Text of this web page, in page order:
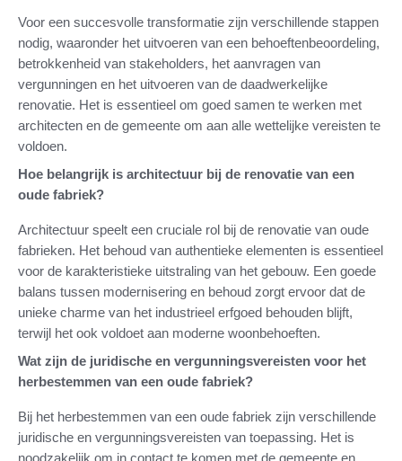
Voor een succesvolle transformatie zijn verschillende stappen
nodig, waaronder het uitvoeren van een behoeftenbeoordeling,
betrokkenheid van stakeholders, het aanvragen van
vergunningen en het uitvoeren van de daadwerkelijke
renovatie. Het is essentieel om goed samen te werken met
architecten en de gemeente om aan alle wettelijke vereisten te
voldoen.
Hoe belangrijk is architectuur bij de renovatie van een
oude fabriek?
Architectuur speelt een cruciale rol bij de renovatie van oude
fabrieken. Het behoud van authentieke elementen is essentieel
voor de karakteristieke uitstraling van het gebouw. Een goede
balans tussen modernisering en behoud zorgt ervoor dat de
unieke charme van het industrieel erfgoed behouden blijft,
terwijl het ook voldoet aan moderne woonbehoeften.
Wat zijn de juridische en vergunningsvereisten voor het
herbestemmen van een oude fabriek?
Bij het herbestemmen van een oude fabriek zijn verschillende
juridische en vergunningsvereisten van toepassing. Het is
noodzakelijk om in contact te komen met de gemeente en